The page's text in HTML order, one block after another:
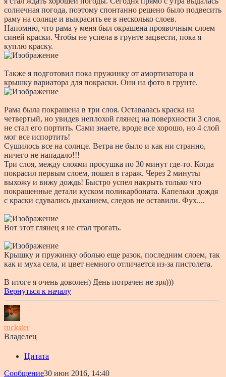
солнечная погода, поэтому спонтанно решено было подвесить
раму на солнце и выкрасить ее в несколько слоев.
Напомню, что рама у меня был окрашена проявочным слоем
синей краски. Чтобы не успела в грунте зацвести, пока я
куплю краску.
Также я подготовил пока пружинку от амортизатора и
крышку вариатора для покраски. Они на фото в грунте.
Рама была покрашена в три слоя. Оставалась краска на
четвертый, но увидев неплохой глянец на поверхности 3 слоя,
не стал его портить. Сами знаете, вроде все хорошо, но 4 слой
мог все испортить!
Сушилось все на солнце. Ветра не было и как ни странно,
ничего не нападало!!!
Три слоя, между слоями просушка по 30 минут где-то. Когда
покрасил первым слоем, пошел в гараж. Через 2 минуты
выхожу и вижу дождь! Быстро успел накрыть только что
покрашенные детали куском поликарбоната. Капельки дождя
с краски сдувались дыханием, следов не оставили. Фух....
Вот этот глянец я не стал трогать.
Крышку и пружинку оболью еще разок, последним слоем, так
как и муха села, и цвет немного отличается из-за пистолета.
В итоге я очень доволен) День потрачен не зря)))
Вернуться к началу
ruckster
Владелец
Цитата
Сообщение30 июн 2016, 14:40